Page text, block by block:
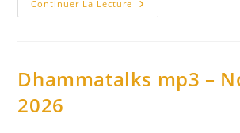
Continuer La Lecture La
Panoplie
Dhammatalks mp3 –
2026